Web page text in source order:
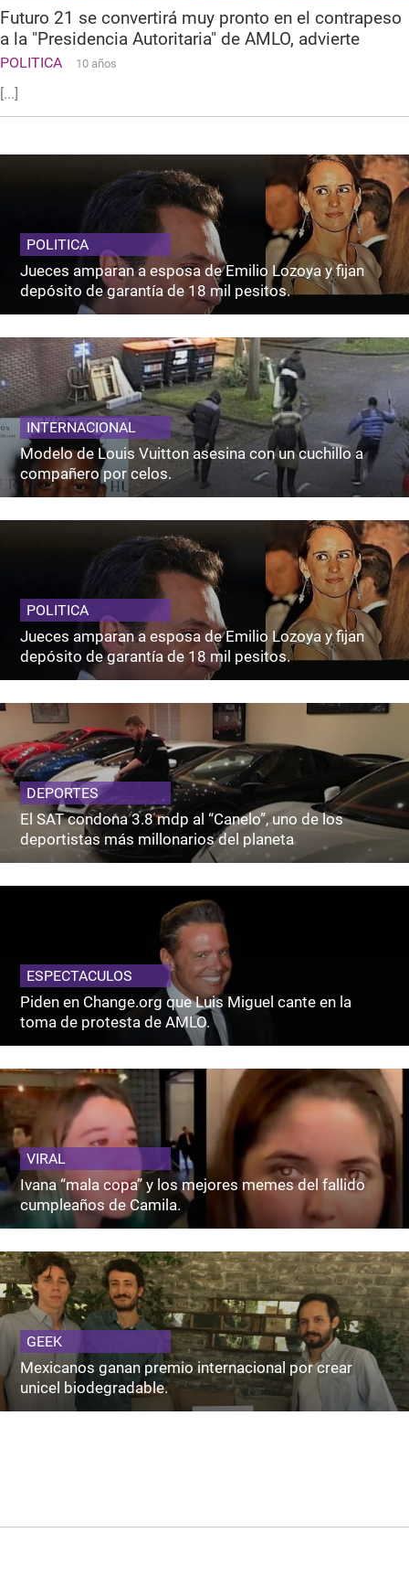
Futuro 21 se convertirá muy pronto en el contrapeso
a la "Presidencia Autoritaria" de AMLO, advierte
POLITICA 10 años
[...]
POLITICA
Jueces amparan a esposa de Emilio Lozoya y fijan
depósito de garantía de 18 mil pesitos.
INTERNACIONAL
Modelo de Louis Vuitton asesina con un cuchillo a
compañero por celos.
POLITICA
Jueces amparan a esposa de Emilio Lozoya y fijan
depósito de garantía de 18 mil pesitos.
DEPORTES
El SAT condona 3.8 mdp al “Canelo”, uno de los
deportistas más millonarios del planeta
ESPECTACULOS
Piden en Change.org que Luis Miguel cante en la
toma de protesta de AMLO.
VIRAL
Ivana “mala copa” y los mejores memes del fallido
cumpleaños de Camila.
GEEK
Mexicanos ganan premio internacional por crear
unicel biodegradable.